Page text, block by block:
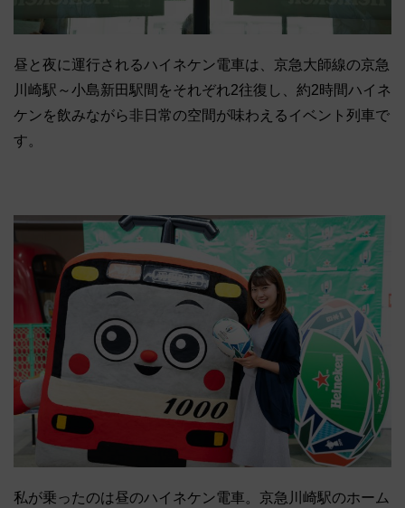
昼と夜に運行されるハイネケン電車は、京急大師線の京急
川崎駅～小島新田駅間をそれぞれ2往復し、約2時間ハイネ
ケンを飲みながら非日常の空間が味わえるイベント列車で
す。
私が乗ったのは昼のハイネケン電車。京急川崎駅のホーム